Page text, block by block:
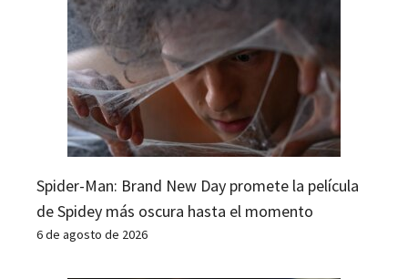
Spider-Man: Brand New Day promete la película
de Spidey más oscura hasta el momento
6 de agosto de 2026